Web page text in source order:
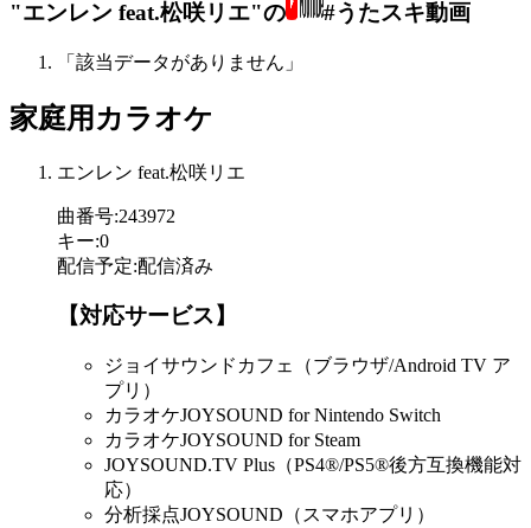
"エンレン feat.松咲リエ"の #うたスキ動画
「該当データがありません」
家庭用カラオケ
エンレン feat.松咲リエ
曲番号:243972
キー:0
配信予定:配信済み
【対応サービス】
ジョイサウンドカフェ（ブラウザ/Android TV ア
プリ）
カラオケJOYSOUND for Nintendo Switch
カラオケJOYSOUND for Steam
JOYSOUND.TV Plus（PS4®/PS5®後方互換機能対
応）
分析採点JOYSOUND（スマホアプリ）